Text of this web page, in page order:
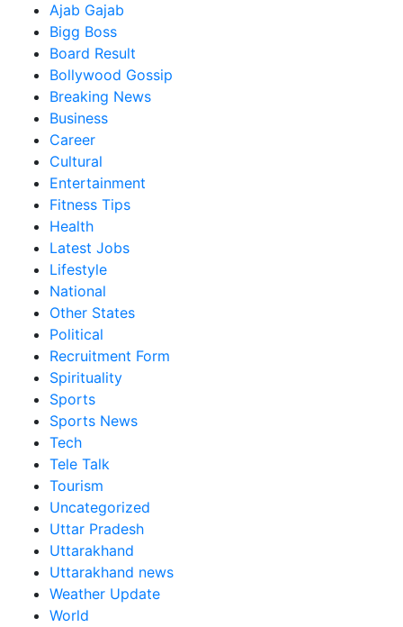
Ajab Gajab
Bigg Boss
Board Result
Bollywood Gossip
Breaking News
Business
Career
Cultural
Entertainment
Fitness Tips
Health
Latest Jobs
Lifestyle
National
Other States
Political
Recruitment Form
Spirituality
Sports
Sports News
Tech
Tele Talk
Tourism
Uncategorized
Uttar Pradesh
Uttarakhand
Uttarakhand news
Weather Update
World